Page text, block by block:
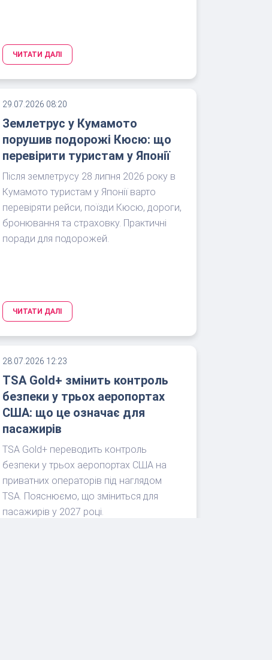
ЧИТАТИ ДАЛІ
29.07.2026 08:20
Землетрус у Кумамото
порушив подорожі Кюсю: що
перевірити туристам у Японії
Після землетрусу 28 липня 2026 року в
Кумамото туристам у Японії варто
перевіряти рейси, поїзди Кюсю, дороги,
бронювання та страховку. Практичні
поради для подорожей.
ЧИТАТИ ДАЛІ
28.07.2026 12:23
TSA Gold+ змінить контроль
безпеки у трьох аеропортах
США: що це означає для
пасажирів
TSA Gold+ переводить контроль
безпеки у трьох аеропортах США на
приватних операторів під наглядом
TSA. Пояснюємо, що зміниться для
пасажирів у 2027 році.